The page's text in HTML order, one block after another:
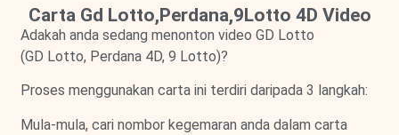
Carta Gd Lotto,Perdana,9Lotto 4D Video
Adakah anda sedang menonton video GD Lotto
(GD Lotto, Perdana 4D, 9 Lotto)?
Proses menggunakan carta ini terdiri daripada 3 langkah:
Mula-mula, cari nombor kegemaran anda dalam carta